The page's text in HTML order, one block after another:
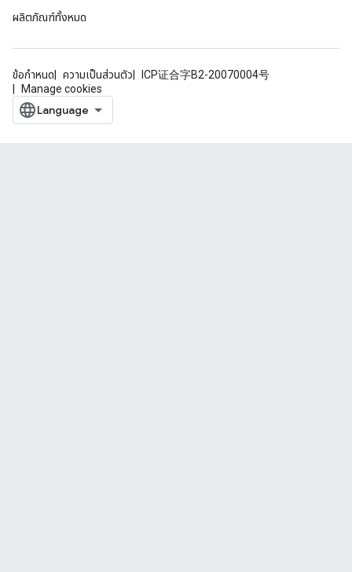
ผลิตภัณฑ์ทั้งหมด
ข้อกำหนด ความเป็นส่วนตัว
ICP证合字B2-20070004号
Manage cookies